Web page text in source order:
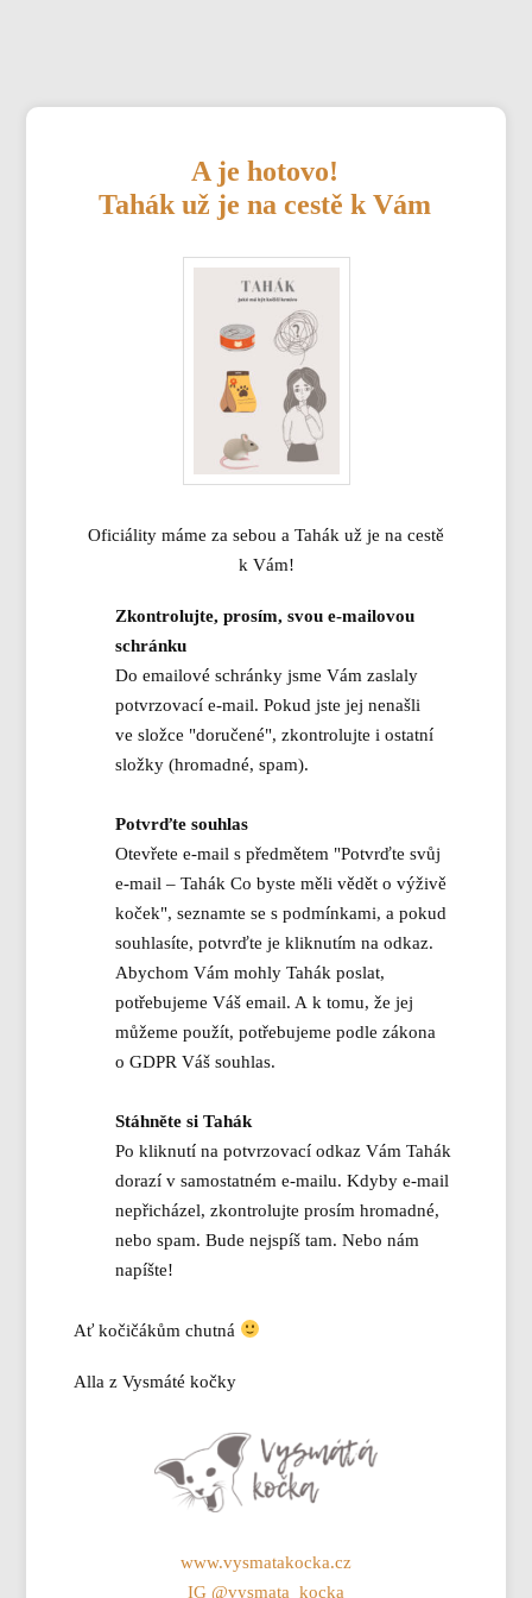
A je hotovo!
Tahák už je na cestě k Vám
Oficiálity máme za sebou a Tahák už je na cestě
k Vám!
Zkontrolujte, prosím, svou e-mailovou
schránku
Do emailové schránky jsme Vám zaslaly
potvrzovací e-mail. Pokud jste jej nenašli
ve složce "doručené", zkontrolujte i ostatní
složky (hromadné, spam).
Potvrďte souhlas
Otevřete e-mail s předmětem "Potvrďte svůj
e-mail – Tahák Co byste měli vědět o výživě
koček", seznamte se s podmínkami, a pokud
souhlasíte, potvrďte je kliknutím na odkaz.
Abychom Vám mohly Tahák poslat,
potřebujeme Váš email. A k tomu, že jej
můžeme použít, potřebujeme podle zákona
o GDPR Váš souhlas.
Stáhněte si Tahák
Po kliknutí na potvrzovací odkaz Vám Tahák
dorazí v samostatném e-mailu. Kdyby e-mail
nepřicházel, zkontrolujte prosím hromadné,
nebo spam. Bude nejspíš tam. Nebo nám
napíšte!
Ať kočičákům chutná
Alla z Vysmáté kočky
www.vysmatakocka.cz
IG @vysmata_kocka